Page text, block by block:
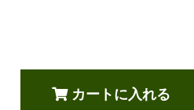
カートに入れる